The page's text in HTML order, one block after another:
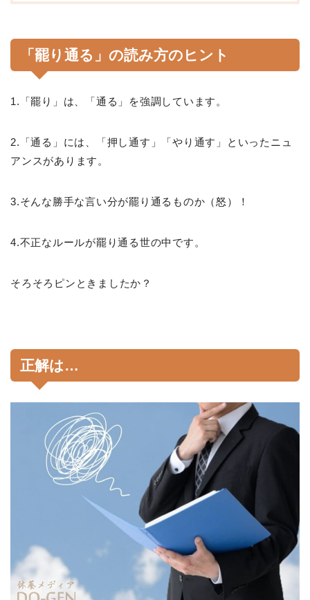
「罷り通る」の読み方のヒント
1.「罷り」は、「通る」を強調しています。
2.「通る」には、「押し通す」「やり通す」といったニュ
アンスがあります。
3.そんな勝手な言い分が罷り通るものか（怒）！
4.不正なルールが罷り通る世の中です。
そろそろピンときましたか？
正解は…